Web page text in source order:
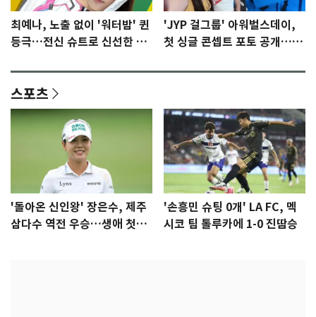
최예나, 노출 없이 '워터밤' 퀸
등극…전신 슈트로 신선한 충
'JYP 걸그룹' 아워벌스데이,
첫 싱글 콘셉트 포토 공개…청
스포츠
'돌아온 신인왕' 장은수, 제주
삼다수 역전 우승…생애 첫승
'손흥민 슈팅 0개' LA FC, 멕
시코 팀 톨루카에 1-0 진땀승